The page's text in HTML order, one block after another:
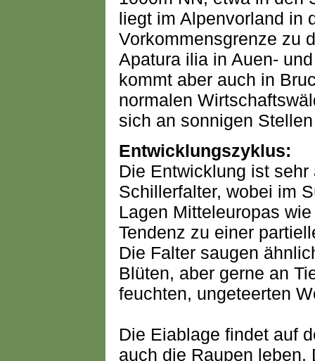
liegt im Alpenvorland in
Vorkommensgrenze zu
Apatura ilia in Auen-
kommt aber auch in
normalen
sich an sonnigen
Entwicklungszyklus:
Die Entwicklung ist
Schillerfalter, wobei im
Lagen Mitteleuropas
Tendenz zu einer
Die Falter saugen
Blüten, aber gerne an
feuchten, ungeteerten
Die Eiablage findet auf
auch die Raupen leben.